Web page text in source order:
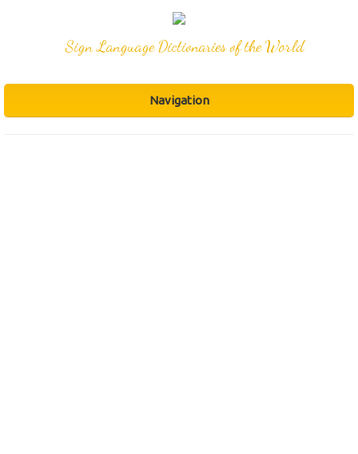
Sign Language Dictionaries of the World
Navigation